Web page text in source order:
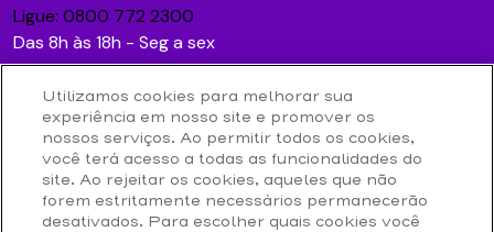
Ligue: 0800 772 2300
Das 8h às 18h - Seg a sex
Acesse
Contato
Loja Online
Privacidade e Proteção de Dados
Utilizamos cookies para melhorar sua
experiência em nosso site e promover os
nossos serviços. Ao permitir todos os cookies,
você terá acesso a todas as funcionalidades do
site. Ao rejeitar os cookies, aqueles que não
forem estritamente necessários permanecerão
desativados. Para escolher quais cookies você